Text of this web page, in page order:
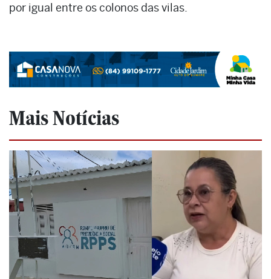
por igual entre os colonos das vilas.
Mais Notícias